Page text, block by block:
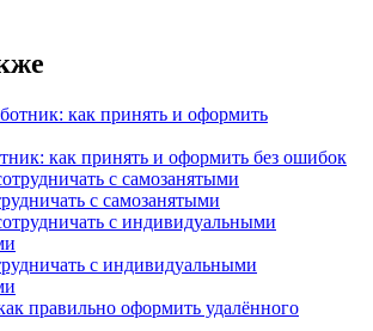
как принять и оформить без ошибок
с самозанятыми
с индивидуальными